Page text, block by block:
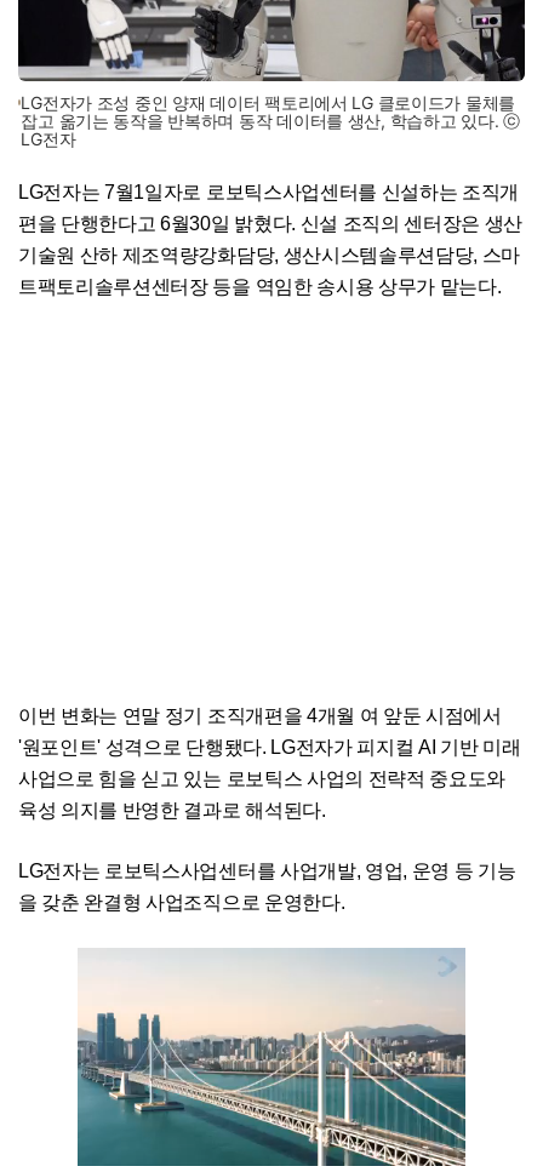
LG전자가 조성 중인 양재 데이터 팩토리에서 LG 클로이드가 물체를
잡고 옮기는 동작을 반복하며 동작 데이터를 생산, 학습하고 있다. ⓒ
LG전자
LG전자는 7월1일자로 로보틱스사업센터를 신설하는 조직개
편을 단행한다고 6월30일 밝혔다. 신설 조직의 센터장은 생산
기술원 산하 제조역량강화담당, 생산시스템솔루션담당, 스마
트팩토리솔루션센터장 등을 역임한 송시용 상무가 맡는다.
이번 변화는 연말 정기 조직개편을 4개월 여 앞둔 시점에서
'원포인트' 성격으로 단행됐다. LG전자가 피지컬 AI 기반 미래
사업으로 힘을 싣고 있는 로보틱스 사업의 전략적 중요도와
육성 의지를 반영한 결과로 해석된다.
LG전자는 로보틱스사업센터를 사업개발, 영업, 운영 등 기능
을 갖춘 완결형 사업조직으로 운영한다.